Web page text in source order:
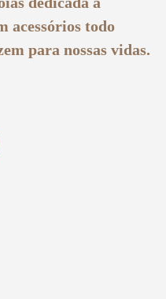
acessórios todo
para nossas vidas.